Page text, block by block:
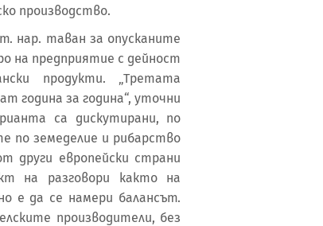
производство.
нар. таван за опусканите
на предприятие с дейност
продукти. „Третата
година за година“, уточни
са дискутирани, по
по земеделие и рибарство
други европейски страни
на разговори както на
е да се намери балансът.
производители, без